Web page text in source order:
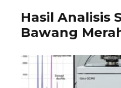
Hasil Analisis
Bawang